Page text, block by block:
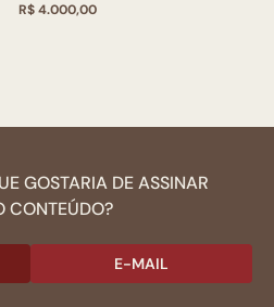
R$ 4.000,00
GOSTARIA DE ASSINAR
CONTEÚDO?
E-MAIL